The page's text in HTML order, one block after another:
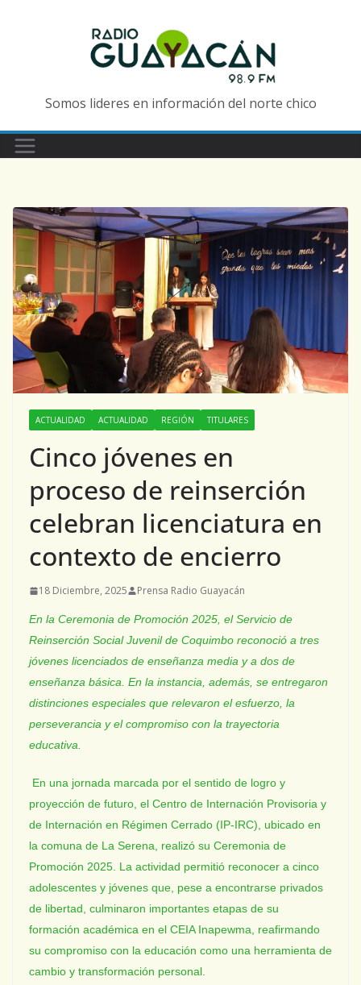
Somos lideres en información del norte chico
ACTUALIDAD ACTUALIDAD REGIÓN TITULARES
Cinco jóvenes en
proceso de reinserción
celebran licenciatura en
contexto de encierro
18 Diciembre, 2025 Prensa Radio Guayacán
En la Ceremonia de Promoción 2025, el Servicio de
Reinserción Social Juvenil de Coquimbo reconoció a tres
jóvenes licenciados de enseñanza media y a dos de
enseñanza básica. En la instancia, además, se entregaron
distinciones especiales que relevaron el esfuerzo, la
perseverancia y el compromiso con la trayectoria
educativa.
En una jornada marcada por el sentido de logro y
proyección de futuro, el Centro de Internación Provisoria y
de Internación en Régimen Cerrado (IP-IRC), ubicado en
la comuna de La Serena, realizó su Ceremonia de
Promoción 2025. La actividad permitió reconocer a cinco
adolescentes y jóvenes que, pese a encontrarse privados
de libertad, culminaron importantes etapas de su
formación académica en el CEIA Inapewma, reafirmando
su compromiso con la educación como una herramienta de
cambio y transformación personal.